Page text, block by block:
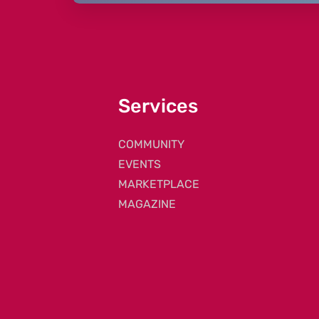
Services
COMMUNITY
EVENTS
MARKETPLACE
MAGAZINE